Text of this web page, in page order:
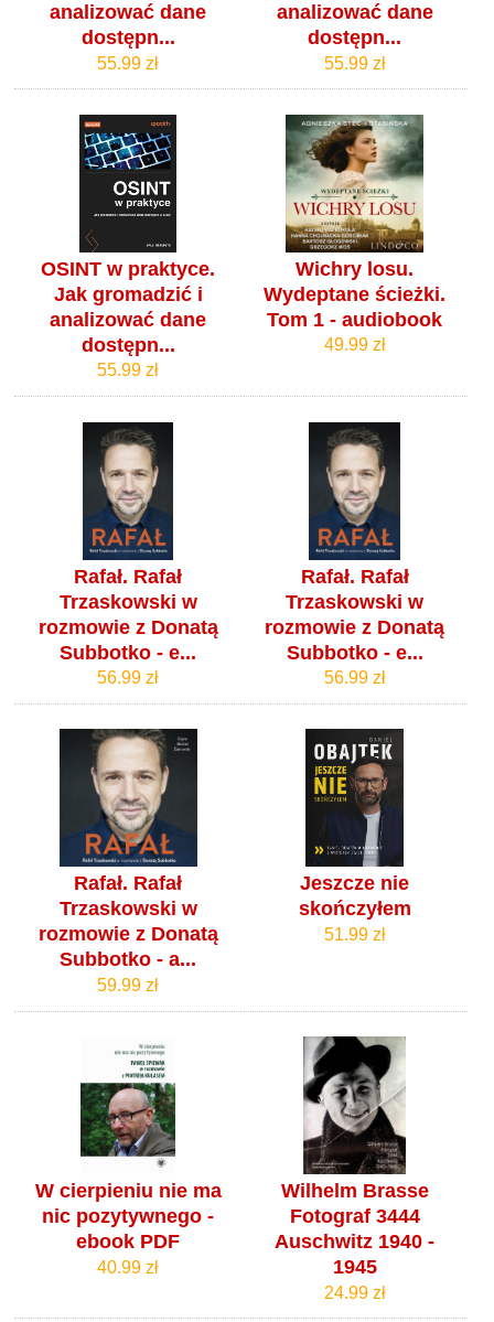
analizować dane
dostępn...
55.99 zł
analizować dane
dostępn...
55.99 zł
OSINT w praktyce.
Jak gromadzić i
analizować dane
dostępn...
55.99 zł
Wichry losu.
Wydeptane ścieżki.
Tom 1 - audiobook
49.99 zł
Rafał. Rafał
Trzaskowski w
rozmowie z Donatą
Subbotko - e...
56.99 zł
Rafał. Rafał
Trzaskowski w
rozmowie z Donatą
Subbotko - e...
56.99 zł
Rafał. Rafał
Trzaskowski w
rozmowie z Donatą
Subbotko - a...
59.99 zł
Jeszcze nie
skończyłem
51.99 zł
W cierpieniu nie ma
nic pozytywnego -
ebook PDF
40.99 zł
Wilhelm Brasse
Fotograf 3444
Auschwitz 1940 -
1945
24.99 zł